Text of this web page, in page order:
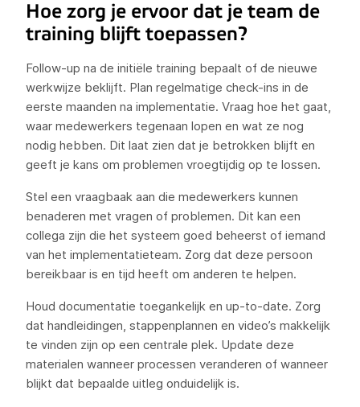
Hoe zorg je ervoor dat je team de
training blijft toepassen?
Follow-up na de initiële training bepaalt of de nieuwe
werkwijze beklijft. Plan regelmatige check-ins in de
eerste maanden na implementatie. Vraag hoe het gaat,
waar medewerkers tegenaan lopen en wat ze nog
nodig hebben. Dit laat zien dat je betrokken blijft en
geeft je kans om problemen vroegtijdig op te lossen.
Stel een vraagbaak aan die medewerkers kunnen
benaderen met vragen of problemen. Dit kan een
collega zijn die het systeem goed beheerst of iemand
van het implementatieteam. Zorg dat deze persoon
bereikbaar is en tijd heeft om anderen te helpen.
Houd documentatie toegankelijk en up-to-date. Zorg
dat handleidingen, stappenplannen en video’s makkelijk
te vinden zijn op een centrale plek. Update deze
materialen wanneer processen veranderen of wanneer
blijkt dat bepaalde uitleg onduidelijk is.